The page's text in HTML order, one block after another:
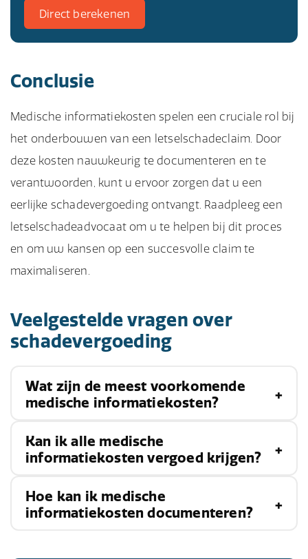
Direct berekenen
Conclusie
Medische informatiekosten spelen een cruciale rol bij
het onderbouwen van een letselschadeclaim. Door
deze kosten nauwkeurig te documenteren en te
verantwoorden, kunt u ervoor zorgen dat u een
eerlijke schadevergoeding ontvangt. Raadpleeg een
letselschadeadvocaat om u te helpen bij dit proces
en om uw kansen op een succesvolle claim te
maximaliseren.
Veelgestelde vragen over
schadevergoeding
Wat zijn de meest voorkomende
medische informatiekosten?
De meest voorkomende kosten zijn
kopieerkosten, consultatiekosten van medische
specialisten, administratiekosten voor het
opvragen van medische dossiers en kosten voor
Kan ik alle medische
informatiekosten vergoed krijgen?
Ja, in veel gevallen kunnen medische
informatiekosten volledig worden vergoed, mits
Hoe kan ik medische
informatiekosten documenteren?